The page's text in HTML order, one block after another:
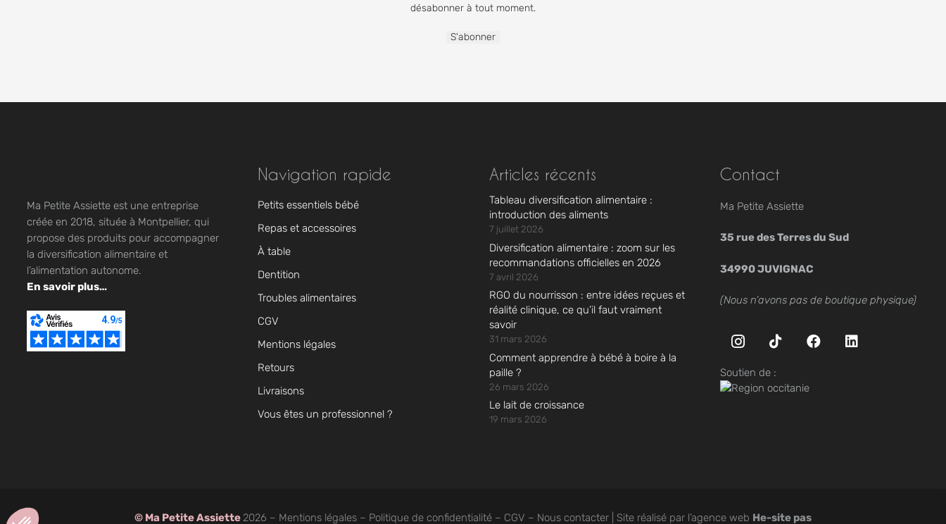
désabonner à tout moment.
Ma Petite Assiette est une entreprise
créée en 2018, située à Montpellier, qui
propose des produits pour accompagner
la diversification alimentaire et
l’alimentation autonome.
En savoir plus…
Navigation rapide
Petits essentiels bébé
Repas et accessoires
À table
Dentition
Troubles alimentaires
CGV
Mentions légales
Retours
Livraisons
Vous êtes un professionnel ?
Articles récents
Tableau diversification alimentaire :
introduction des aliments
7 juillet 2026
Diversification alimentaire : zoom sur les
recommandations officielles en 2026
7 avril 2026
RGO du nourrisson : entre idées reçues et
réalité clinique, ce qu’il faut vraiment
savoir
31 mars 2026
Comment apprendre à bébé à boire à la
paille ?
26 mars 2026
Le lait de croissance
19 mars 2026
Contact
Ma Petite Assiette
35 rue des Terres du Sud
34990 JUVIGNAC
(Nous n’avons pas de boutique physique)
Soutien de :
© Ma Petite Assiette 2026 – Mentions légales – Politique de confidentialité – CGV – Nous contacter | Site réalisé par l’agence web He-site pas